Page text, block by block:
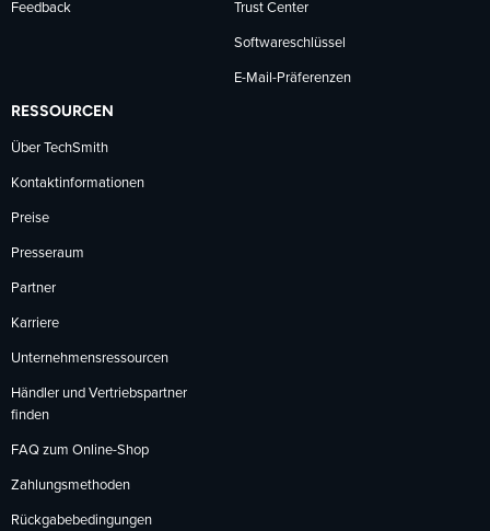
Feedback Trust Center
Softwareschlüssel
E-Mail-Präferenzen
RESSOURCEN
Über TechSmith
Kontaktinformationen
Preise
Presseraum
Partner
Karriere
Unternehmensressourcen
Händler und Vertriebspartner
finden
FAQ zum Online-Shop
Zahlungsmethoden
Rückgabebedingungen